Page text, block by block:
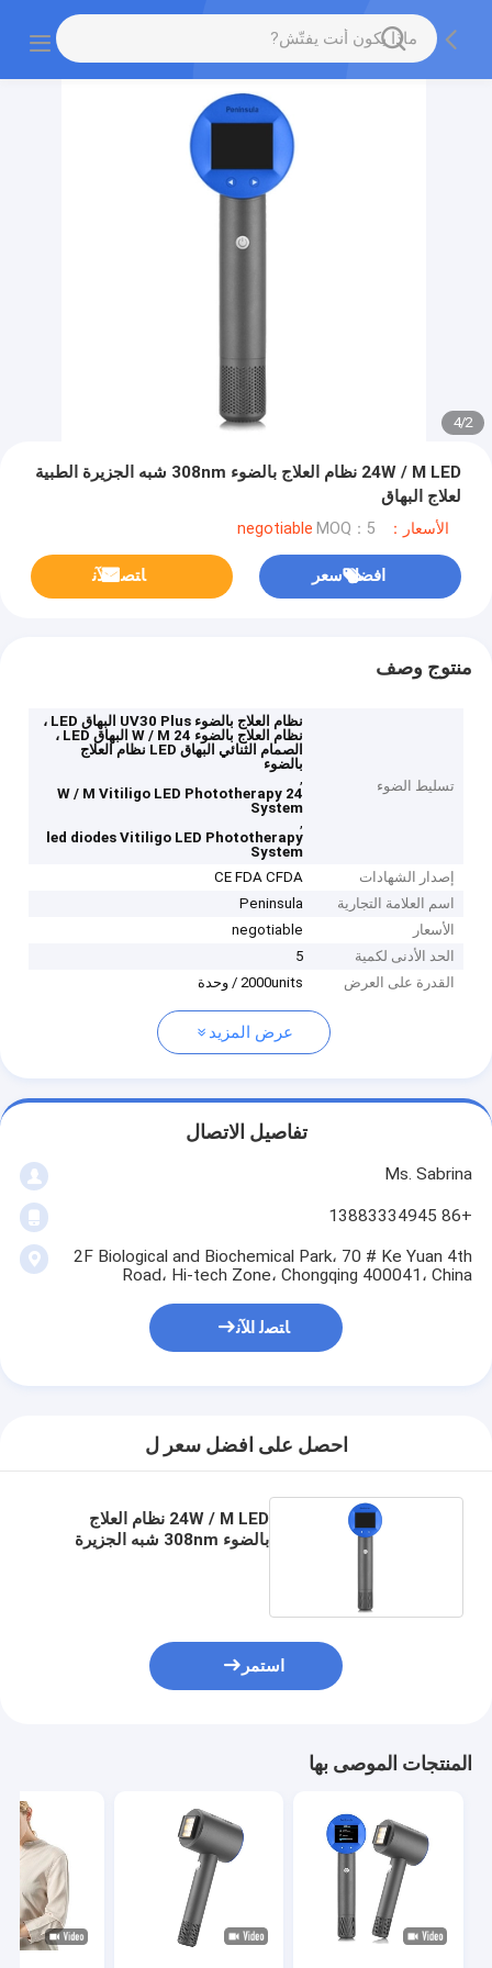
2
/
4
24W / M LED نظام العلاج بالضوء 308nm شبه الجزيرة الطبية
لعلاج البهاق
الأسعار：negotiable MOQ：5
افضل سعر ﺎﺘﺼﻟ ﺍﻶﻧ
منتوج وصف
تسليط الضوء
نظام العلاج بالضوء UV30 Plus البهاق LED ،
نظام العلاج بالضوء 24 W / M البهاق LED ،
الصمام الثنائي البهاق LED نظام العلاج
بالضوء
,
24 W / M Vitiligo LED Phototherapy
System
,
led diodes Vitiligo LED Phototherapy
System
إصدار الشهادات
CE FDA CFDA
اسم العلامة التجارية
Peninsula
الأسعار
negotiable
الحد الأدنى لكمية
5
القدرة على العرض
2000units / وحدة
عرض المزيد
تفاصيل الاتصال
Ms. Sabrina
+86 13883334945
2F Biological and Biochemical Park، 70 # Ke Yuan 4th
Road، Hi-tech Zone، Chongqing 400041، China
ﺎﺘﺼﻟ ﺍﻶﻧ
احصل على افضل سعر ل
24W / M LED نظام العلاج
بالضوء 308nm شبه الجزيرة
استمر
المنتجات الموصى بها